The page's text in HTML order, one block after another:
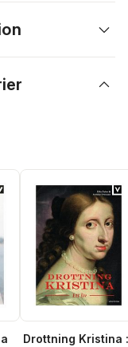
Drottning Kristina :